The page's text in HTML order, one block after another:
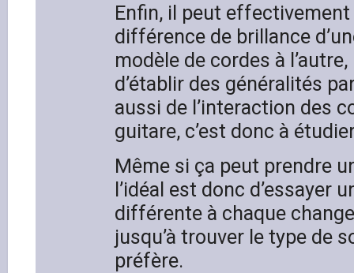
Enfin, il peut effectivement
différence de brillance
modèle de cordes à
d’établir des généralités
aussi de l’interaction des
guitare, c’est donc à
Même si ça peut prendre
l’idéal est donc d’essayer
différente à chaque
jusqu’à trouver le type de
préfère.